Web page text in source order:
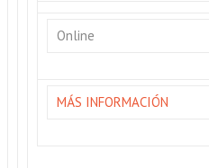
Online
MÁS INFORMACIÓN